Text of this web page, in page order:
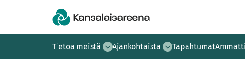
Tietoa meistä Ajankohtaista Tapahtumat